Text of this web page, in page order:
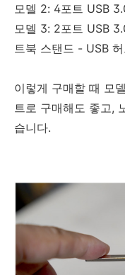
모델 2: 4포트 USB
모델 3: 2포트 USB
트북 스탠드 - USB
이렇게 구매할 때 모
트로 구매해도 좋고,
습니다.